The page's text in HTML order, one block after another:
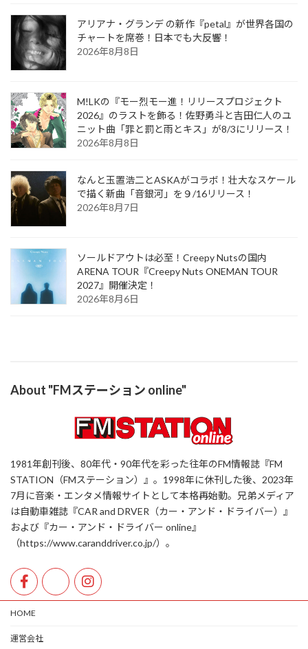
アリアナ・グランデ の新作『petal』が世界各国の
チャートを席巻！日本でも大反響！
2026年8月8日
M!LKの『モー烈モー進！リリースプロジェクト
2026』のラストを飾る！佐野勇斗と吉田仁人のユ
ニット曲「罪と罰と雨とキス」が8/3にリリース！
2026年8月8日
なんと玉置浩二とASKAがコラボ！壮大なスケール
で描く新曲「音銀河」を９/16リリース！
2026年8月7日
ソールドアウトは必至！Creepy Nutsの国内
ARENA TOUR『Creepy Nuts ONEMAN TOUR
2027』開催決定！
2026年8月6日
About "FMステーション online"
1981年創刊後、80年代・90年代を彩った往年のFM情報誌『FM
STATION（FMステーション）』。1998年に休刊した後、2023年
7月に音楽・エンタメ情報サイトとして本格再始動。兄弟メディア
は自動車雑誌『CAR and DRVER（カー・アンド・ドライバー）』
および『カー・アンド・ドライバー online』
（https://www.caranddriver.co.jp/）。
HOME
運営会社